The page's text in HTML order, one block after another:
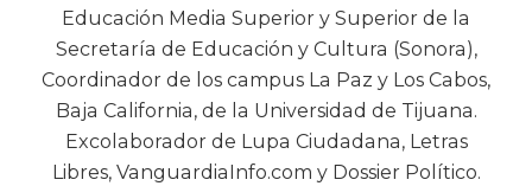
Educación Media Superior y Superior de la
Secretaría de Educación y Cultura (Sonora),
Coordinador de los campus La Paz y Los Cabos,
Baja California, de la Universidad de Tijuana.
Excolaborador de Lupa Ciudadana, Letras
Libres, VanguardiaInfo.com y Dossier Político.